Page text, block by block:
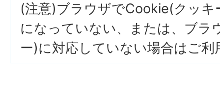
(注意)ブラウザでCookie(クッキ
になっていない、または、ブラ
ー)に対応していない場合はご利